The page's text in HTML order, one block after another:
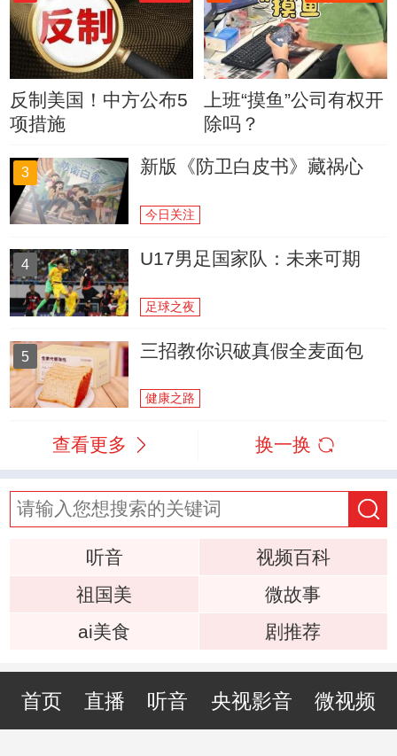
反制美国！中方公布5
项措施
上班“摸鱼”公司有权开
除吗？
3 新版《防卫白皮书》藏祸心
今日关注
4 U17男足国家队：未来可期
足球之夜
5 三招教你识破真假全麦面包
健康之路
查看更多 换一换
听音
视频百科
祖国美
微故事
ai美食
剧推荐
首页 直播 听音 央视影音 微视频